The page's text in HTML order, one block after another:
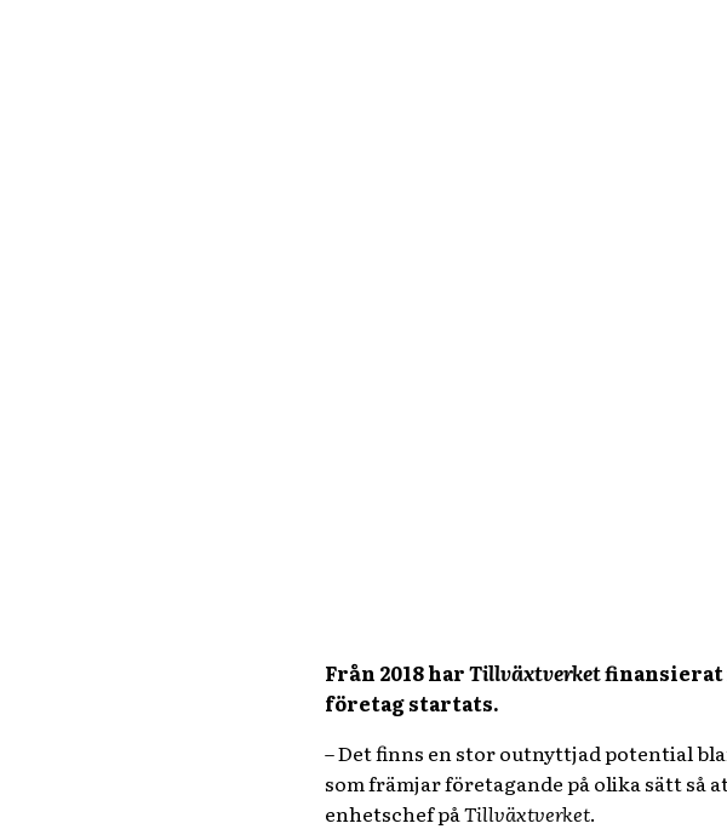
Från 2018 harTillväxtverketfinansierat
företag startats.
– Det finns en stor outnyttjad potential
som främjar företagande på olika sätt så
enhetschef påTillväxtverket.